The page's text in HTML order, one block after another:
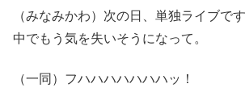
（みなみかわ）次の日、単独ライブで
中でもう気を失いそうになって。
（一同）フハハハハハハハッ！